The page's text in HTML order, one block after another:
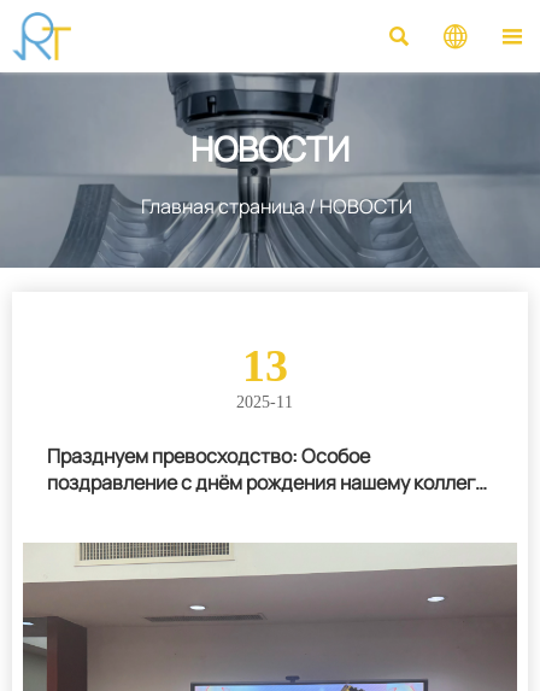
  
НОВОСТИ
Главная страница/НОВОСТИ
13
2025-11
Празднуем превосходство: Особое
поздравление с днём рождения нашему коллеге,